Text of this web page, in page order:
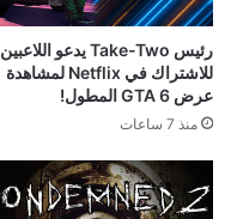
رئيس Take-Two يدعو اللاعبين
للاشتراك في Netflix لمشاهدة
عرض GTA 6 المطول!
منذ 7 ساعات